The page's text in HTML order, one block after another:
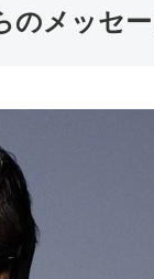
のメッセ